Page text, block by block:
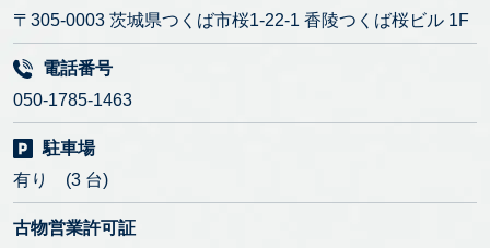
〒305-0003 茨城県つくば市桜1-22-1 香陵つくば桜ビル 1F
電話番号
050-1785-1463
駐車場
有り (3 台)
古物営業許可証